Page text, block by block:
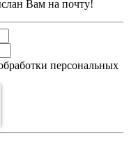
Вам на почту!
персональных